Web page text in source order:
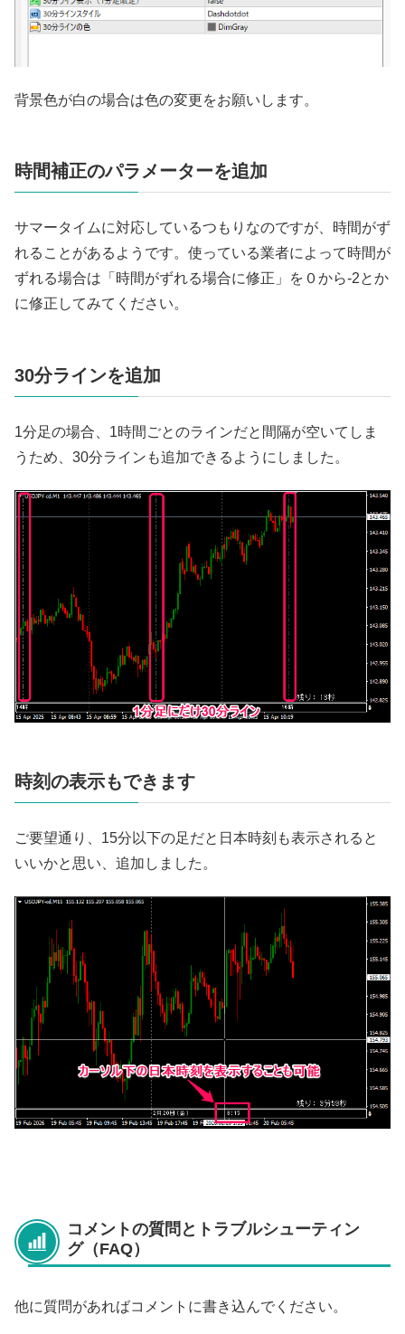
背景色が白の場合は色の変更をお願いします。
時間補正のパラメーターを追加
サマータイムに対応しているつもりなのですが、時間がず
れることがあるようです。使っている業者によって時間が
ずれる場合は「時間がずれる場合に修正」を０から-2とか
に修正してみてください。
30分ラインを追加
1分足の場合、1時間ごとのラインだと間隔が空いてしま
うため、30分ラインも追加できるようにしました。
時刻の表示もできます
ご要望通り、15分以下の足だと日本時刻も表示されると
いいかと思い、追加しました。
コメントの質問とトラブルシューティン
グ（FAQ）
他に質問があればコメントに書き込んでください。